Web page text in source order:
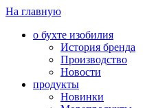
На главную
о бухте изобилия
История бренда
Производство
Новости
продукты
Новинки